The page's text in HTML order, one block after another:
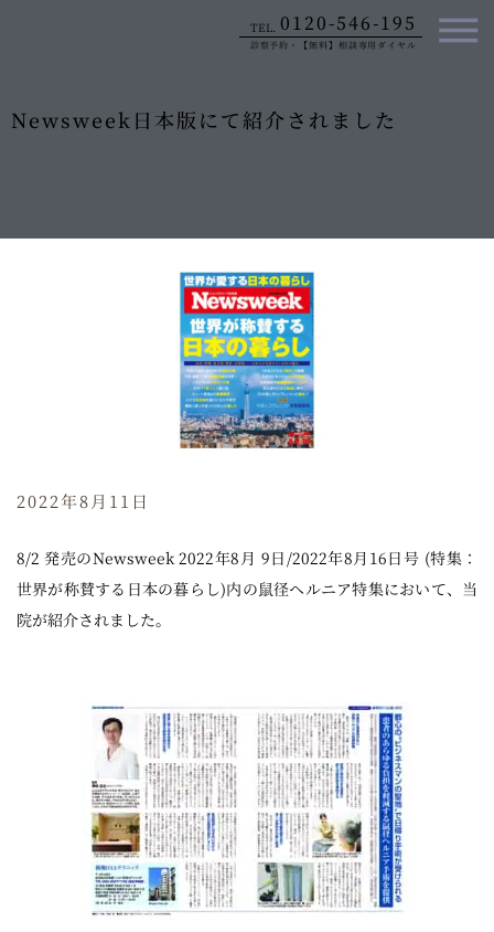
キ
ッ
TEL. 0120-546-195
診察予約・【無料】相談専用ダイヤル
Newsweek日本版にて紹介されました
2022年8月11日
8/2 発売のNewsweek 2022年8月 9日/2022年8月16日号 (特集：
世界が称賛する日本の暮らし)内の鼠径ヘルニア特集において、当
院が紹介されました。